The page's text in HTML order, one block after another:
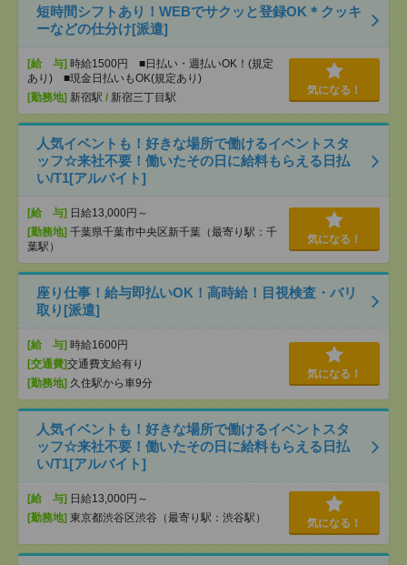
短時間シフトあり！WEBでサクッと登録OK＊クッキ
ーなどの仕分け[派遣]
[給 与] 時給1500円 ■日払い・週払いOK！(規定
あり) ■現金日払いもOK(規定あり)
[勤務地] 新宿駅 / 新宿三丁目駅
気になる！
人気イベントも！好きな場所で働けるイベントスタ
ッフ☆来社不要！働いたその日に給料もらえる日払
い/T1[アルバイト]
[給 与] 日給13,000円～
[勤務地] 千葉県千葉市中央区新千葉（最寄り駅：千
葉駅）
気になる！
座り仕事！給与即払いOK！高時給！目視検査・バリ
取り[派遣]
[給 与] 時給1600円
[交通費]交通費支給有り
[勤務地] 久住駅から車9分
気になる！
人気イベントも！好きな場所で働けるイベントスタ
ッフ☆来社不要！働いたその日に給料もらえる日払
い/T1[アルバイト]
[給 与] 日給13,000円～
[勤務地] 東京都渋谷区渋谷（最寄り駅：渋谷駅） 気になる！